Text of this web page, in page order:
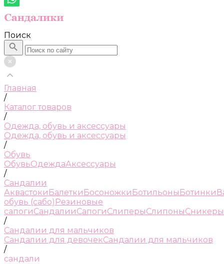
Поиск
Главная
/
Каталог товаров
/
Одежда, обувь и аксессуары
Одежда, обувь и аксессуары
/
Обувь
ОбувьОдеждаАксессуары
/
Сандалии
Аквастоки Балетки Босоножки Ботильоны Ботинки
обувь (сабо) Резиновые
сапогиСандалииСапогиСлиперыСлипоныСникеры
/
Сандалии для мальчиков
Сандалии для девочекСандалии для мальчиков
/
сандали